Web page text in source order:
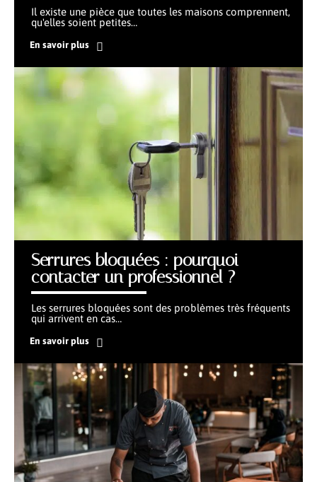
Il existe une pièce que toutes les maisons comprennent,
qu'elles soient petites…
En savoir plus
Serrures bloquées : pourquoi
contacter un professionnel ?
Les serrures bloquées sont des problèmes très fréquents
qui arrivent en cas…
En savoir plus